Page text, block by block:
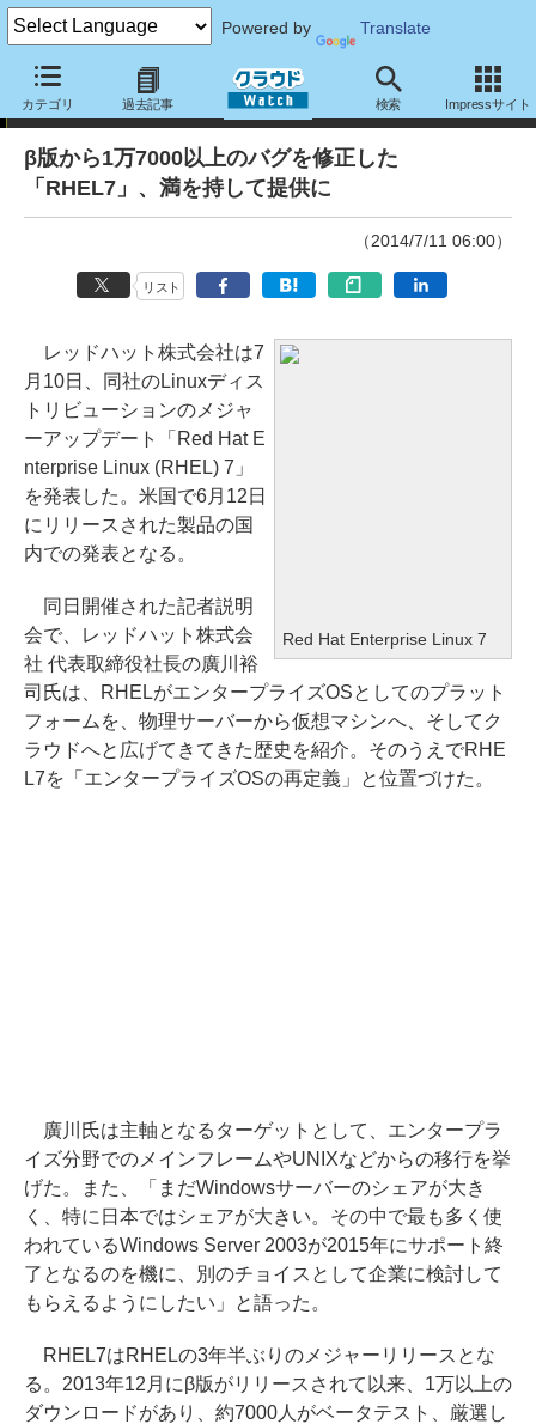
Powered by Translate
カテゴリ 過去記事 検索 Impressサイト
ニュース
β版から1万7000以上のバグを修正した
「RHEL7」、満を持して提供に
（2014/7/11 06:00）
リスト
Red Hat Enterprise Linux 7
レッドハット株式会社は7
月10日、同社のLinuxディス
トリビューションのメジャ
ーアップデート「Red Hat E
nterprise Linux (RHEL) 7」
を発表した。米国で6月12日
にリリースされた製品の国
内での発表となる。
同日開催された記者説明
会で、レッドハット株式会
社 代表取締役社長の廣川裕
司氏は、RHELがエンタープライズOSとしてのプラット
フォームを、物理サーバーから仮想マシンへ、そしてク
ラウドへと広げてきてきた歴史を紹介。そのうえでRHE
L7を「エンタープライズOSの再定義」と位置づけた。
廣川氏は主軸となるターゲットとして、エンタープラ
イズ分野でのメインフレームやUNIXなどからの移行を挙
げた。また、「まだWindowsサーバーのシェアが大き
く、特に日本ではシェアが大きい。その中で最も多く使
われているWindows Server 2003が2015年にサポート終
了となるのを機に、別のチョイスとして企業に検討して
もらえるようにしたい」と語った。
RHEL7はRHELの3年半ぶりのメジャーリリースとな
る。2013年12月にβ版がリリースされて以来、1万以上の
ダウンロードがあり、約7000人がベータテスト、厳選し